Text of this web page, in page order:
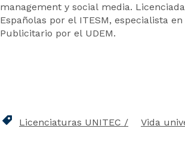
management y social media.
Españolas por el ITESM, especialista
Publicitario por el UDEM.
Licenciaturas UNITEC Vida